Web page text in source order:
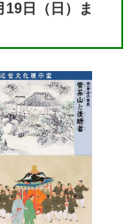
19日（日）ま